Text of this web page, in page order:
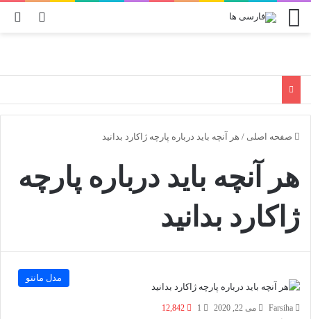
تغییر منو
صفحه اصلی / هر آنچه باید درباره پارچه ژاکارد بدانید
هر آنچه باید درباره پارچه
ژاکارد بدانید
مدل مانتو
Farsiha می 22, 2020 1
12,842